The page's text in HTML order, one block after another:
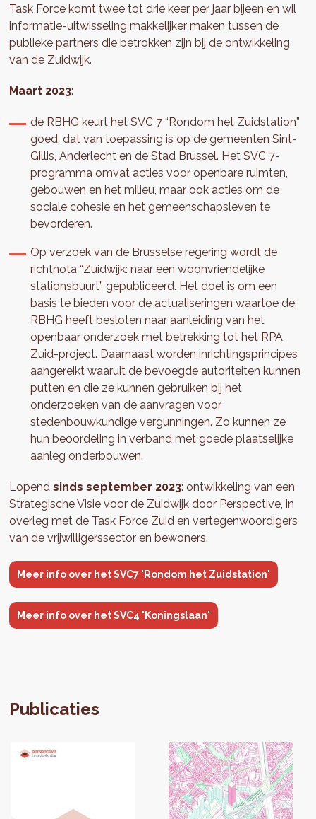
Task Force komt twee tot drie keer per jaar bijeen en wil
informatie-uitwisseling makkelijker maken tussen de
publieke partners die betrokken zijn bij de ontwikkeling
van de Zuidwijk.
Maart 2023:
de RBHG keurt het SVC 7 “Rondom het Zuidstation”
goed, dat van toepassing is op de gemeenten Sint-
Gillis, Anderlecht en de Stad Brussel. Het SVC 7-
programma omvat acties voor openbare ruimten,
gebouwen en het milieu, maar ook acties om de
sociale cohesie en het gemeenschapsleven te
bevorderen.
Op verzoek van de Brusselse regering wordt de
richtnota “Zuidwijk: naar een woonvriendelijke
stationsbuurt” gepubliceerd. Het doel is om een
basis te bieden voor de actualiseringen waartoe de
RBHG heeft besloten naar aanleiding van het
openbaar onderzoek met betrekking tot het RPA
Zuid-project. Daarnaast worden inrichtingsprincipes
aangereikt waaruit de bevoegde autoriteiten kunnen
putten en die ze kunnen gebruiken bij het
onderzoeken van de aanvragen voor
stedenbouwkundige vergunningen. Zo kunnen ze
hun beoordeling in verband met goede plaatselijke
aanleg onderbouwen.
Lopendsinds september 2023: ontwikkeling van een
Strategische Visie voor de Zuidwijk door Perspective, in
overleg met de Task Force Zuid en vertegenwoordigers
van de vrijwilligerssector en bewoners.
Meer info over het SVC7 'Rondom het Zuidstation'
Meer info over het SVC4 'Koningslaan'
Publicaties